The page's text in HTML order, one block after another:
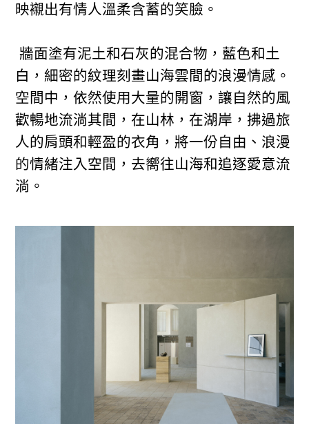
映襯出有情人溫柔含蓄的笑臉。
牆面塗有泥土和石灰的混合物，藍色和土
白，細密的紋理刻畫山海雲間的浪漫情感。
空間中，依然使用大量的開窗，讓自然的風
歡暢地流淌其間，在山林，在湖岸，拂過旅
人的肩頭和輕盈的衣角，將一份自由、浪漫
的情緒注入空間，去嚮往山海和追逐愛意流
淌。